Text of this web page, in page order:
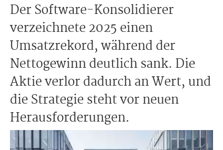
Der Software-Konsolidierer
verzeichnete 2025 einen
Umsatzrekord, während der
Nettogewinn deutlich sank. Die
Aktie verlor dadurch an Wert, und
die Strategie steht vor neuen
Herausforderungen.